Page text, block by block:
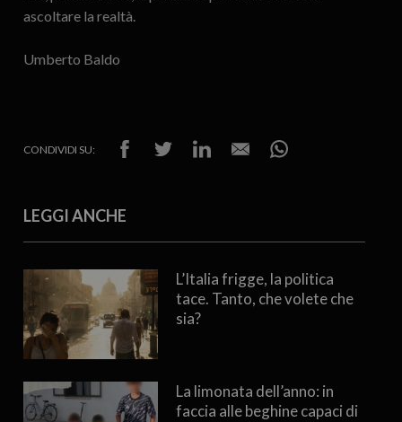
ascoltare la realtà.
Umberto Baldo
CONDIVIDI SU:
LEGGI ANCHE
L’Italia frigge, la politica
tace. Tanto, che volete che
sia?
La limonata dell’anno: in
faccia alle beghine capaci di